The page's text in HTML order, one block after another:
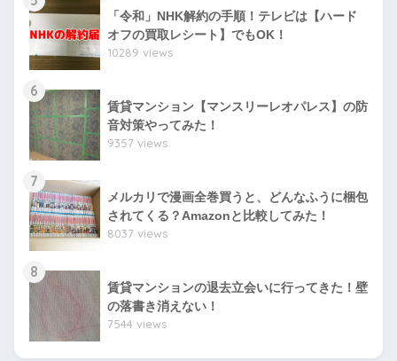
「令和」NHK解約の手順！テレビは【ハード
オフの買取レシート】でもOK！
10289 views
6
賃貸マンション【マンスリーレオパレス】の防
音対策やってみた！
9357 views
7
メルカリで漫画全巻買うと、どんなふうに梱包
されてくる？Amazonと比較してみた！
8037 views
8
賃貸マンションの退去立会いに行ってきた！壁
の落書き消えない！
7544 views